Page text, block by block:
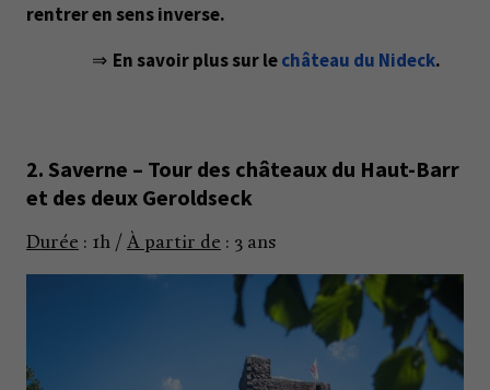
rentrer en sens inverse.
⇒ En savoir plus sur lechâteau du Nideck.
2. Saverne – Tour des châteaux du Haut-Barr
et des deux Geroldseck
Durée : 1h / À partir de : 3 ans